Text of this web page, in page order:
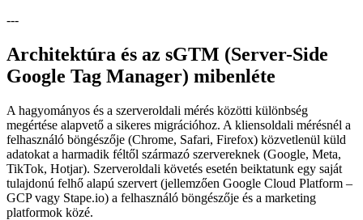
---
Architektúra és az sGTM (Server-Side
Google Tag Manager) mibenléte
A hagyományos és a szerveroldali mérés közötti különbség
megértése alapvető a sikeres migrációhoz. A kliensoldali mérésnél a
felhasználó böngészője (Chrome, Safari, Firefox) közvetlenül küld
adatokat a harmadik féltől származó szervereknek (Google, Meta,
TikTok, Hotjar). Szerveroldali követés esetén beiktatunk egy saját
tulajdonú felhő alapú szervert (jellemzően Google Cloud Platform –
GCP vagy Stape.io) a felhasználó böngészője és a marketing
platformok közé.